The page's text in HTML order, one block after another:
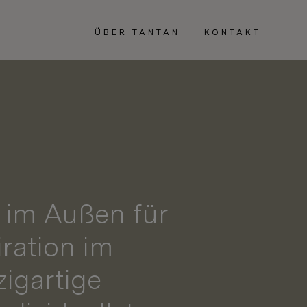
ÜBER TANTAN KONTAKT
Außen für
im